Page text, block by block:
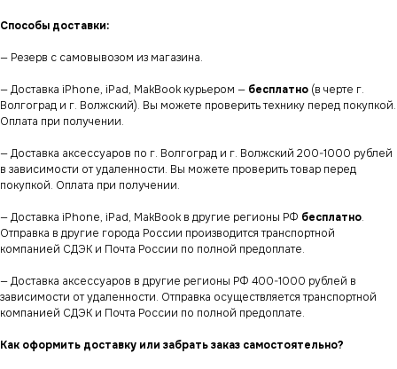
Способы доставки:
— Резерв с самовывозом из магазина.
— Доставка iPhone, iPad, MakBook курьером — бесплатно (в черте г.
Волгоград и г. Волжский). Вы можете проверить технику перед покупкой.
Оплата при получении.
— Доставка аксессуаров по г. Волгоград и г. Волжский 200-1000 рублей
в зависимости от удаленности. Вы можете проверить товар перед
покупкой. Оплата при получении.
— Доставка iPhone, iPad, MakBook в другие регионы РФ бесплатно.
Отправка в другие города России производится транспортной
компанией СДЭК и Почта России по полной предоплате.
— Доставка аксессуаров в другие регионы РФ 400-1000 рублей в
зависимости от удаленности. Отправка осуществляется транспортной
компанией СДЭК и Почта России по полной предоплате.
Как оформить доставку или забрать заказ самостоятельно?